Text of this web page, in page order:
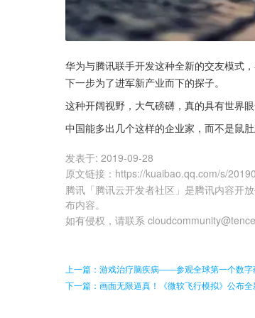
华为与腾讯联手开发这种全新的交友模式
下一步为了进军新产业而下的探子。
这种开阔视野，大气磅礴，真的具有世界眼
中国能多出几个这样的企业家，而不是鼠
发表于: 2019-09-28
原文链接 ： https://kuaibao.qq.com/s/
腾讯「腾讯云开发者社区」是腾讯内容开
布内容。
如有侵权，请联系
上一篇：游戏治疗脑疾病——参观全球第一个数字
下一篇：画面无限逼真！《微软飞行模拟》公布